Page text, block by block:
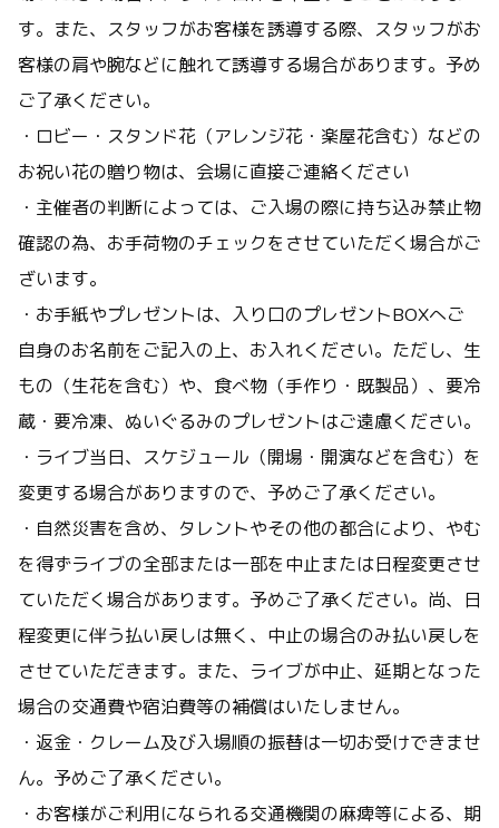
す。また、スタッフがお客様を誘導する際、スタッフがお
客様の肩や腕などに触れて誘導する場合があります。予め
ご了承ください。
・ロビー・スタンド花（アレンジ花・楽屋花含む）などの
お祝い花の贈り物は、会場に直接ご連絡ください
・主催者の判断によっては、ご入場の際に持ち込み禁止物
確認の為、お手荷物のチェックをさせていただく場合がご
ざいます。
・お手紙やプレゼントは、入り口のプレゼントBOXへご
自身のお名前をご記入の上、お入れください。ただし、生
もの（生花を含む）や、食べ物（手作り・既製品）、要冷
蔵・要冷凍、ぬいぐるみのプレゼントはご遠慮ください。
・ライブ当日、スケジュール（開場・開演などを含む）を
変更する場合がありますので、予めご了承ください。
・自然災害を含め、タレントやその他の都合により、やむ
を得ずライブの全部または一部を中止または日程変更させ
ていただく場合があります。予めご了承ください。尚、日
程変更に伴う払い戻しは無く、中止の場合のみ払い戻しを
させていただきます。また、ライブが中止、延期となった
場合の交通費や宿泊費等の補償はいたしません。
・返金・クレーム及び入場順の振替は一切お受けできませ
ん。予めご了承ください。
・お客様がご利用になられる交通機関の麻痺等による、期